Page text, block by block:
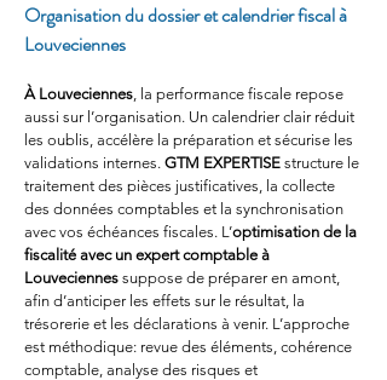
Organisation du dossier et calendrier fiscal à
Louveciennes
À Louveciennes, la performance fiscale repose
aussi sur l’organisation. Un calendrier clair réduit
les oublis, accélère la préparation et sécurise les
validations internes. GTM EXPERTISE structure le
traitement des pièces justificatives, la collecte
des données comptables et la synchronisation
avec vos échéances fiscales. L’optimisation de la
fiscalité avec un expert comptable à
Louveciennes suppose de préparer en amont,
afin d’anticiper les effets sur le résultat, la
trésorerie et les déclarations à venir. L’approche
est méthodique: revue des éléments, cohérence
comptable, analyse des risques et